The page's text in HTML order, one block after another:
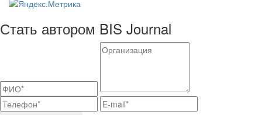
Стать автором BIS Journal